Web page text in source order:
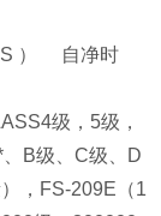
S ） 自净时
级，5级，
B级、C级、D
，FS-209E（1